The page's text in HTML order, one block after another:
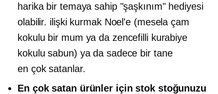
harika bir temaya sahip "şaşkınım" hediyesi
olabilir. ilişki kurmakNoel'e (mesela çam
kokulu bir mum ya da zencefilli kurabiye
kokulu sabun) ya da sadece bir tane
en çok satanlar.
En çok satan ürünler için stok stoğunuzu